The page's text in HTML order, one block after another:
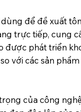
để đề xuất
trực tiếp, cung
được phát triển
với các sản
của công